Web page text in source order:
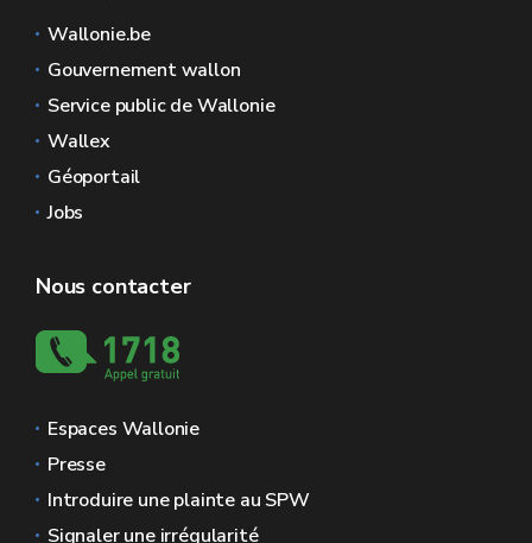
Wallonie.be
Gouvernement wallon
Service public de Wallonie
Wallex
Géoportail
Jobs
Nous contacter
Espaces Wallonie
Presse
Introduire une plainte au SPW
Signaler une irrégularité